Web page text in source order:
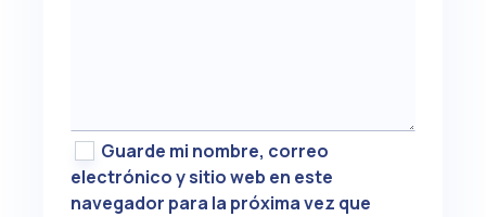
Guarde mi nombre, correo
electrónico y sitio web en este
navegador para la próxima vez que